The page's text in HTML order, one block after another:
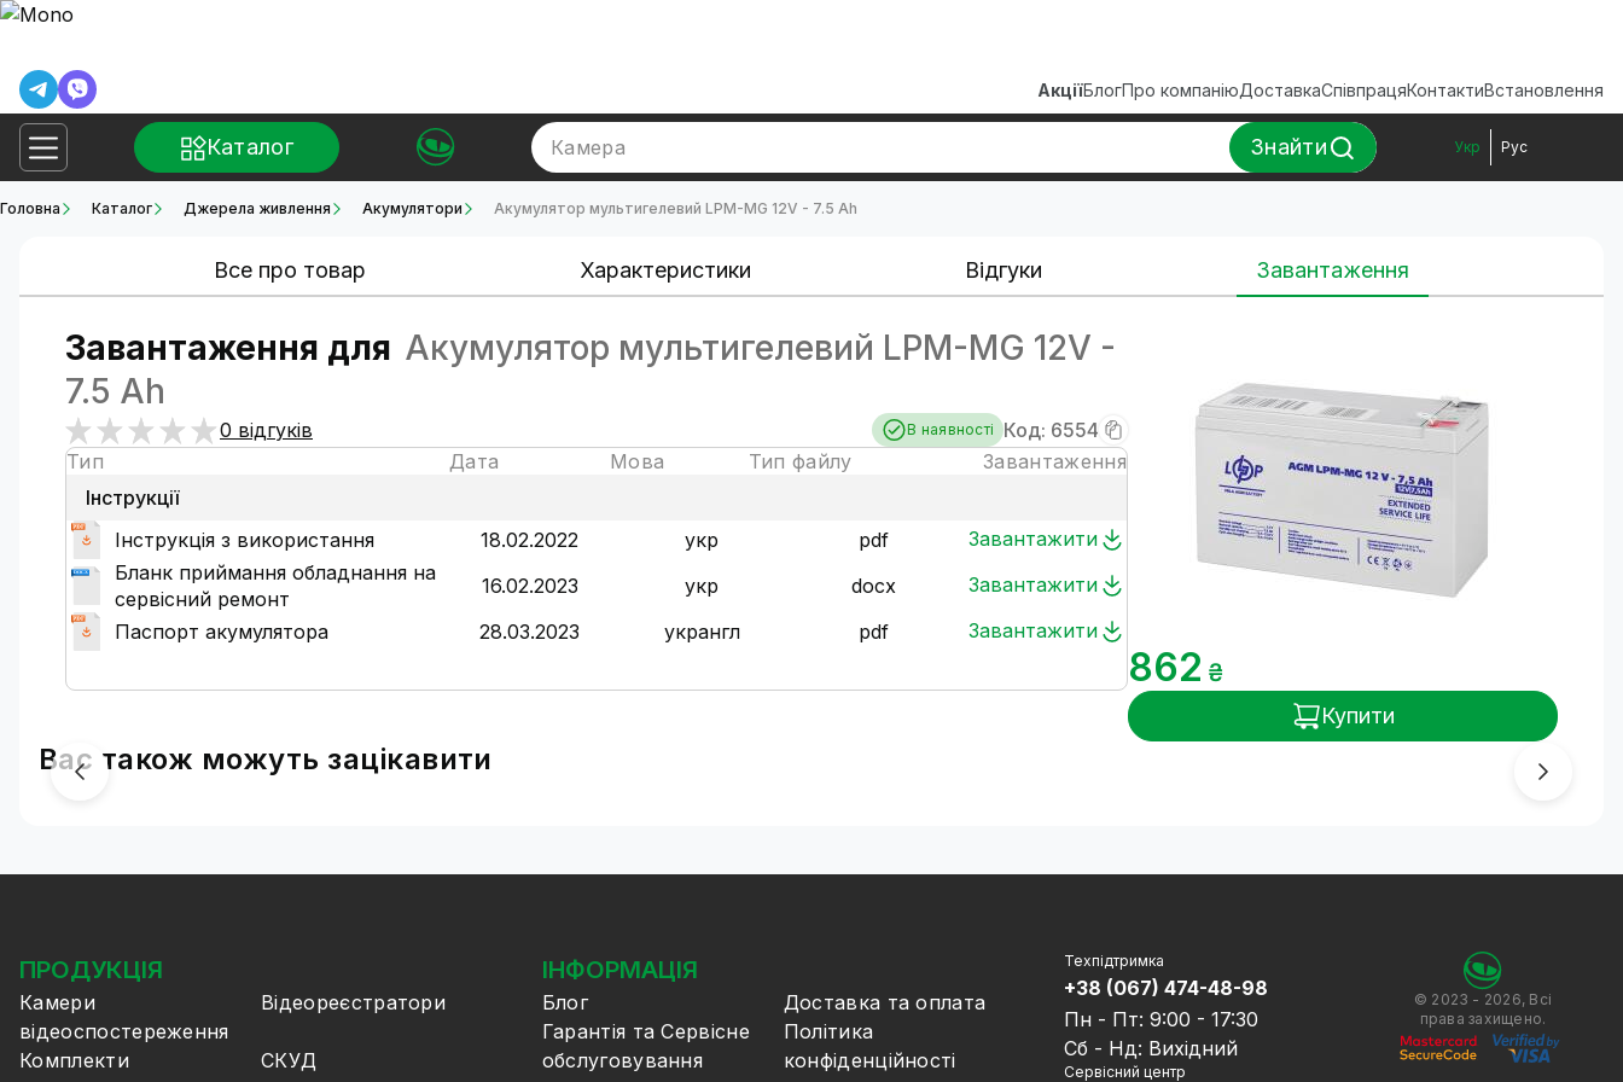
АкціїБлогПро компаніюДоставкаСпівпрацяКонтактиВстановлення
Каталог Камера Знайти Укр Рус
Головна Каталог Джерела живлення Акумулятори Акумулятор мультигелевий LPM-MG 12V - 7.5 Ah
Все про товар Характеристики Відгуки Завантаження
Завантаження для Акумулятор мультигелевий LPM-MG 12V -
7.5 Ah
0 відгуків В наявності
Код: 6554
Тип
Дата Мова Тип файлу
Завантаження
Інструкції
Інструкція з використання
18.02.2022 укр pdf
Завантажити
Бланк приймання обладнання на
сервісний ремонт
16.02.2023 укр docx
Завантажити
Паспорт акумулятора
28.03.2023 укрангл pdf Завантажити
862 ₴
Купити
Вас також можуть зацікавити
ПРОДУКЦІЯ
Камери
відеоспостереження
Відеореєстратори
Комплекти
СКУД
ІНФОРМАЦІЯ
Блог
Доставка та оплата
Гарантія та Сервісне
обслуговування
Політика
конфіденційності
Техпідтримка
+38 (067) 474-48-98
Пн - Пт: 9:00 - 17:30
Сб - Нд: Вихідний
Сервісний центр
© 2023 - 2026, Всі
права захищено.